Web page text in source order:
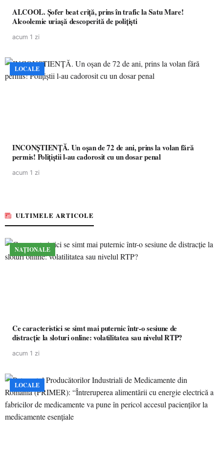
ALCOOL. Șofer beat criță, prins în trafic la Satu Mare!
Alcoolemie uriașă descoperită de polițiști
acum 1 zi
LOCALE
INCONȘTIENȚĂ. Un oșan de 72 de ani, prins la volan fără
permis! Polițiștii l-au cadorosit cu un dosar penal
acum 1 zi
ULTIMELE ARTICOLE
NAȚIONALE
Ce caracteristici se simt mai puternic într-o sesiune de
distracție la sloturi online: volatilitatea sau nivelul RTP?
acum 1 zi
LOCALE